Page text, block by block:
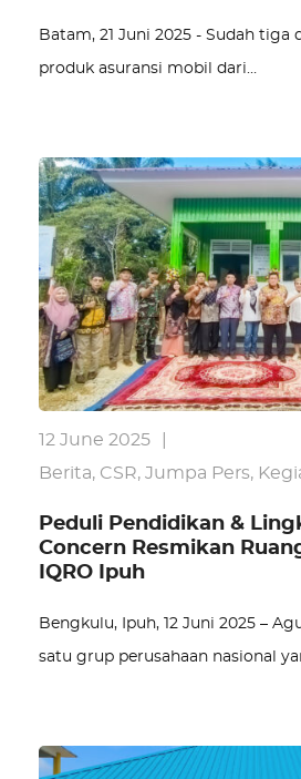
Batam, 21 Juni 2025 - Sudah tiga
produk asuransi mobil dari…
12 June 2025
Berita, CSR, Jumpa Pers,
Peduli Pendidikan &
Concern Resmikan
IQRO Ipuh
Bengkulu, Ipuh, 12 Juni 2025 –
satu grup perusahaan nasional